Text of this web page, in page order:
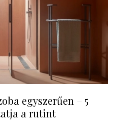
egyszerűen – 5
a rutint